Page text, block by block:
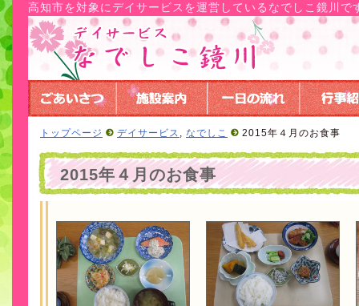
高知市を対象にデイサービスを運営しているなでしこ鏡川で
トップページ デイサービス , なでしこ 2015年４月のお食事
2015年４月のお食事